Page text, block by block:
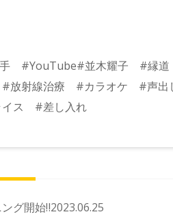
#YouTube#並木耀子 #
射線治療 #カラオケ #声
ス #差し入れ
グ開始‼️2023.06.25